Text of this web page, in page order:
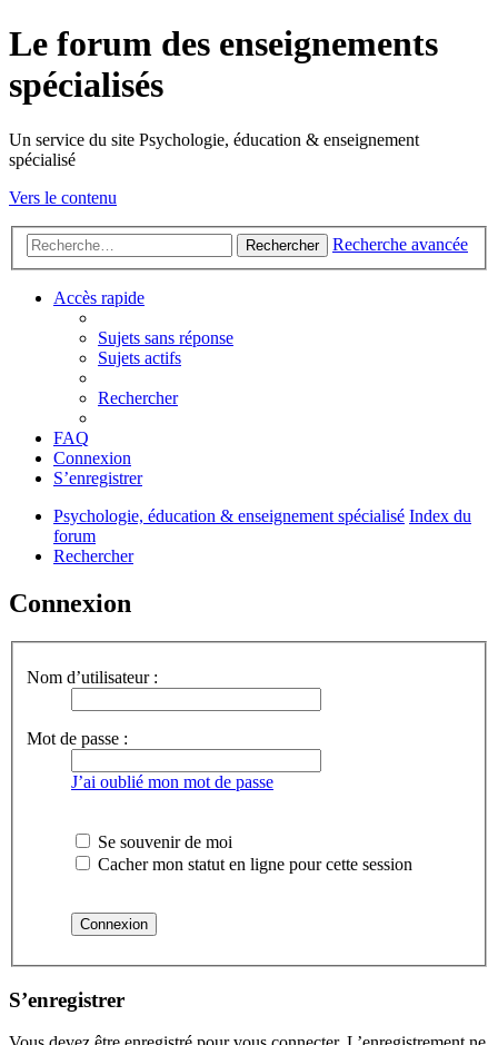
Le forum des enseignements
spécialisés
Un service du site Psychologie, éducation & enseignement
spécialisé
Vers le contenu
Rechercher Recherche avancée
Accès rapide
Sujets sans réponse
Sujets actifs
Rechercher
FAQ
Connexion
S’enregistrer
Psychologie, éducation & enseignement spécialisé Index du
forum
Rechercher
Connexion
Nom d’utilisateur :
Mot de passe :
J’ai oublié mon mot de passe
Se souvenir de moi
Cacher mon statut en ligne pour cette session
S’enregistrer